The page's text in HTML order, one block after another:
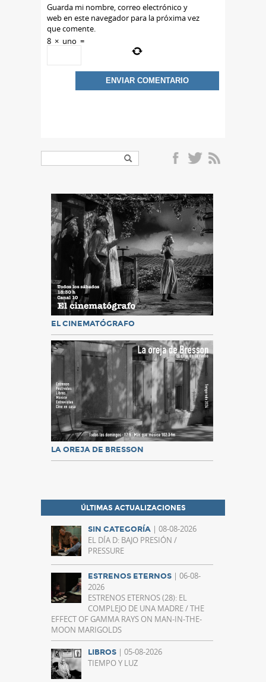
Guarda mi nombre, correo electrónico y
web en este navegador para la próxima vez
que comente.
8 × uno =
EL CINEMATÓGRAFO
LA OREJA DE BRESSON
ÚLTIMAS ACTUALIZACIONES
SIN CATEGORÍA | 08-08-2026
EL DÍA D: BAJO PRESIÓN /
PRESSURE
ESTRENOS ETERNOS | 06-08-
2026
ESTRENOS ETERNOS (28): EL
COMPLEJO DE UNA MADRE / THE
EFFECT OF GAMMA RAYS ON MAN-IN-THE-
MOON MARIGOLDS
LIBROS | 05-08-2026
TIEMPO Y LUZ